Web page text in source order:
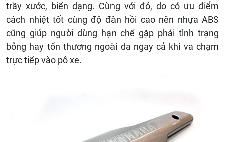
trầy xước, biến dạng. Cùng với đó, do có ưu điểm
cách nhiệt tốt cùng độ đàn hồi cao nên nhựa ABS
cũng giúp người dùng hạn chế gặp phải tình trạng
bỏng hay tổn thương ngoài da ngay cả khi va chạm
trực tiếp vào pô xe.